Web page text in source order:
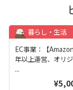
暮らし・生活
EC事業：【
年以上運営、オリ
...